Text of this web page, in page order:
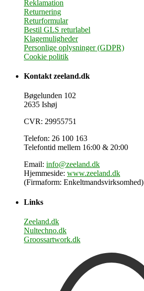
Reklamation
Returnering
Returformular
Bestil GLS returlabel
Klagemuligheder
Personlige oplysninger (GDPR)
Cookie politik
Kontakt zeeland.dk
Bøgelunden 102
2635 Ishøj
CVR: 29955751
Telefon: 26 100 163
Telefontid mellem 16:00 & 20:00
Email: info@zeeland.dk
Hjemmeside: www.zeeland.dk
(Firmaform: Enkeltmandsvirksomhed)
Links
Zeeland.dk
Nultechno.dk
Groossartwork.dk